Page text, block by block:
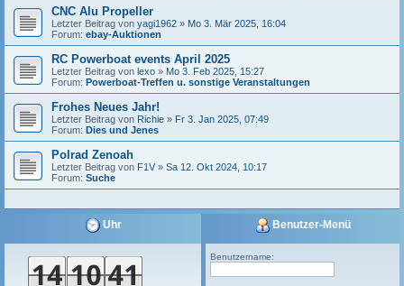
CNC Alu Propeller
Letzter Beitrag von yagi1962 » Mo 3. Mär 2025, 16:04
Forum: ebay-Auktionen
RC Powerboat events April 2025
Letzter Beitrag von lexo » Mo 3. Feb 2025, 15:27
Forum: Powerboat-Treffen u. sonstige Veranstaltungen
Frohes Neues Jahr!
Letzter Beitrag von Richie » Fr 3. Jan 2025, 07:49
Forum: Dies und Jenes
Polrad Zenoah
Letzter Beitrag von F1V » Sa 12. Okt 2024, 10:17
Forum: Suche
Uhr Benutzer-Menü
Benutzername: